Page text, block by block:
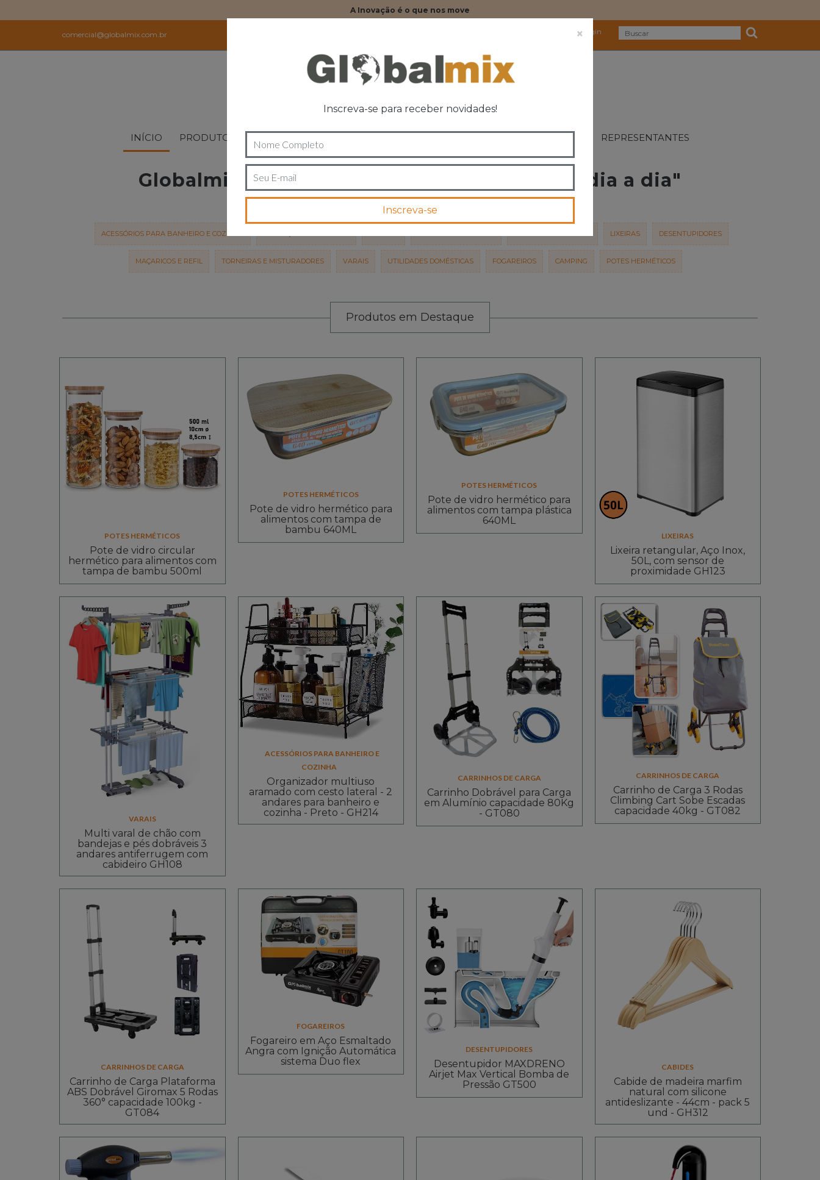
A Inovação é o que nos move
comercial@globalmix.com.br Login
INÍCIO PRODUTOS REPRESENTANTES
×
Inscreva-se para receber novidades!
Globalmix - "Produtos inteligentes para seu dia a dia"
ACESSÓRIOS PARA BANHEIRO E COZINHA LIXEIRAS DESENTUPIDORES
MAÇARICOS E REFIL TORNEIRAS E MISTURADORES VARAIS UTILIDADES DOMÉSTICAS FOGAREIROS CAMPING POTES HERMÉTICOS
Produtos em Destaque
POTES HERMÉTICOS
Pote de vidro circular
hermético para alimentos com
tampa de bambu 500ml
POTES HERMÉTICOS
Pote de vidro hermético para
alimentos com tampa de
bambu 640ML
POTES HERMÉTICOS
Pote de vidro hermético para
alimentos com tampa plástica
640ML
LIXEIRAS
Lixeira retangular, Aço Inox,
50L, com sensor de
proximidade GH123
VARAIS
Multi varal de chão com
bandejas e pés dobráveis 3
andares antiferrugem com
cabideiro GH108
ACESSÓRIOS PARA BANHEIRO E
COZINHA
Organizador multiuso
aramado com cesto lateral - 2
andares para banheiro e
cozinha - Preto - GH214
CARRINHOS DE CARGA
Carrinho Dobrável para Carga
em Alumínio capacidade 80Kg
- GT080
CARRINHOS DE CARGA
Carrinho de Carga 3 Rodas
Climbing Cart Sobe Escadas
capacidade 40kg - GT082
CARRINHOS DE CARGA
Carrinho de Carga Plataforma
ABS Dobrável Giromax 5 Rodas
360° capacidade 100kg -
GT084
FOGAREIROS
Fogareiro em Aço Esmaltado
Angra com Ignição Automática
sistema Duo flex
DESENTUPIDORES
Desentupidor MAXDRENO
Airjet Max Vertical Bomba de
Pressão GT500
CABIDES
Cabide de madeira marfim
natural com silicone
antideslizante - 44cm - pack 5
und - GH312